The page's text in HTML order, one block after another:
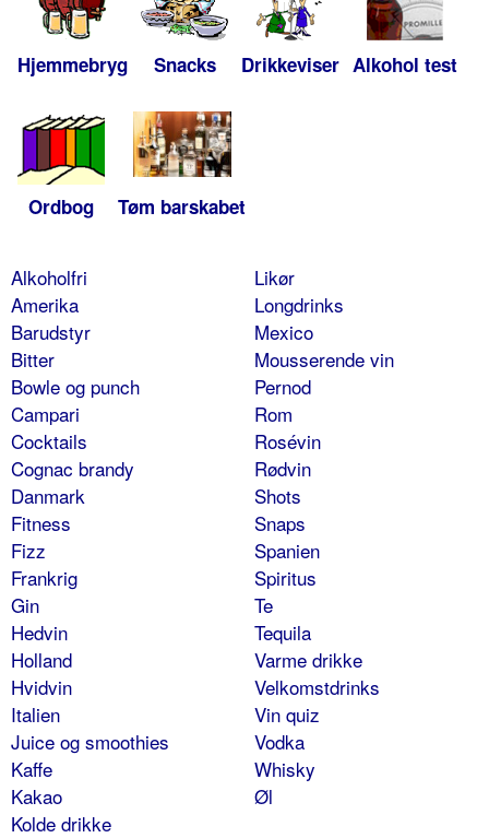
Hjemmebryg Snacks Drikkeviser Alkohol test
Ordbog Tøm barskabet
Alkoholfri
Amerika
Barudstyr
Bitter
Bowle og punch
Campari
Cocktails
Cognac brandy
Danmark
Fitness
Fizz
Frankrig
Gin
Hedvin
Holland
Hvidvin
Italien
Juice og smoothies
Kaffe
Kakao
Kolde drikke
Likør
Longdrinks
Mexico
Mousserende vin
Pernod
Rom
Rosévin
Rødvin
Shots
Snaps
Spanien
Spiritus
Te
Tequila
Varme drikke
Velkomstdrinks
Vin quiz
Vodka
Whisky
Øl